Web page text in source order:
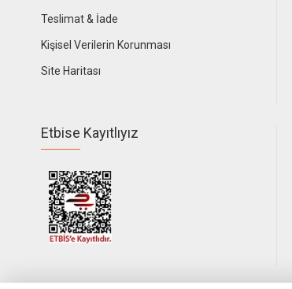
Teslimat & İade
Kişisel Verilerin Korunması
Site Haritası
Etbise Kayıtlıyız